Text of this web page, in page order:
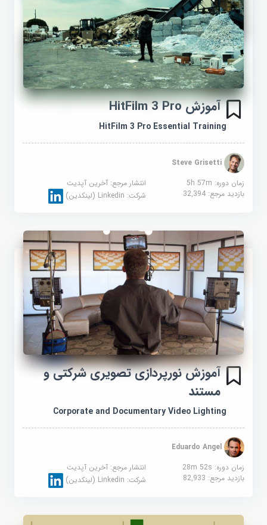
آموزش HitFilm 3 Pro
HitFilm 3 Pro Essential Training
Steve Grisetti
زمان دوره: 5h 57m
انتشار مرجع:آخرین آپدیت
بازدید مرجع:32,394 شرکت:Linkedin (لینکدین)
آموزش نورپردازی تصویری شرکتی و
مستند
Corporate and Documentary Video Lighting
Eduardo Angel
زمان دوره: 28m 52s
انتشار مرجع:آخرین آپدیت
بازدید مرجع:82,933 شرکت:Linkedin (لینکدین)